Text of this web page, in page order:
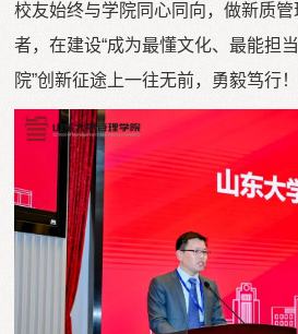
校友始终与学院同心同向，做新质
者，在建设“成为最懂文化、最能担
院”创新征途上一往无前，勇毅笃行！